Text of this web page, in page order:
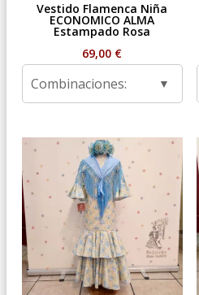
Vestido Flamenca Niña
ECONOMICO ALMA
Estampado Rosa
69,00 €
Combinaciones: